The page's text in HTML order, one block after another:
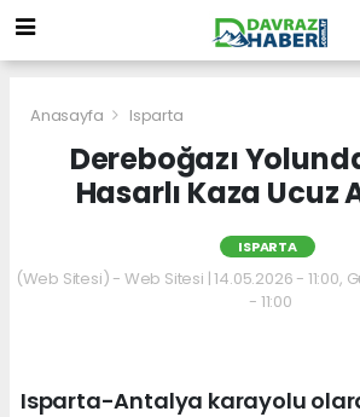
Anasayfa Isparta
Dereboğazı
Hasarlı Kaza Ucuz
ISPARTA
(Web Sitesi) - Web Sitesi | 14.05.2026 - 11:00,
- 11:00
Isparta-Antalya karayolu